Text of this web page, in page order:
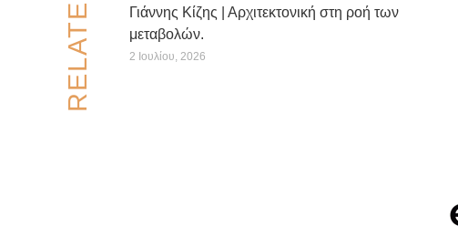
Γιάννης Κίζης | Αρχιτεκτονική στη ροή των
μεταβολών.
2 Ιουλίου, 2026